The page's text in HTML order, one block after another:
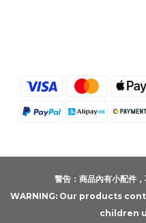
警告：商品內有小配件
WARNING: Our products
children